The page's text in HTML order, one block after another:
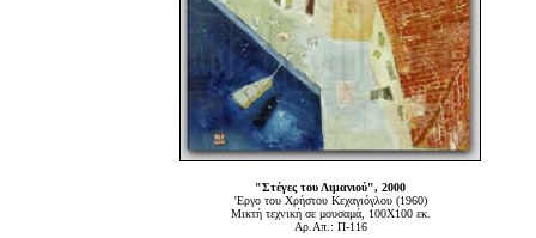
"Στέγες του Λιμανιού", 2000
'Εργο του Χρήστου Κεχαγιόγλου (1960)
Μικτή τεχνική σε μουσαμά, 100Χ100 εκ.
Αρ.Απ.: Π-116